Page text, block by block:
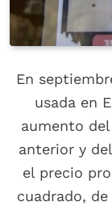
En
usada en
aumento
anterior y
el precio
cuadrado,